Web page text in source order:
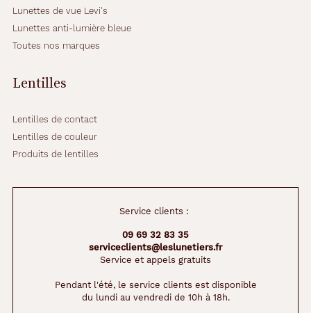
Lunettes de vue Levi's
Lunettes anti-lumière bleue
Toutes nos marques
Lentilles
Lentilles de contact
Lentilles de couleur
Produits de lentilles
Service clients :
09 69 32 83 35
serviceclients@leslunetiers.fr
Service et appels gratuits
Pendant l'été, le service clients est disponible
du lundi au vendredi de 10h à 18h.